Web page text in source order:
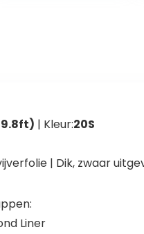
| Kleur:20S
| Dik, zwaar
Liner